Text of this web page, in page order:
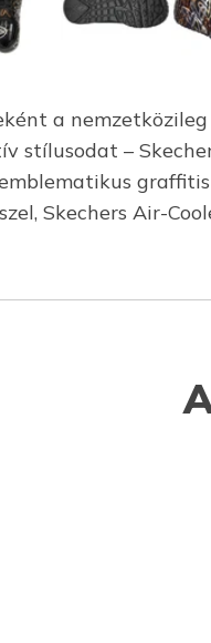
a
stílusodat –
Skechers Air-